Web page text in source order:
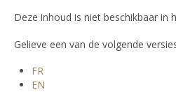
Deze inhoud is niet beschikbaar in
Gelieve een van de volgende
FR
EN